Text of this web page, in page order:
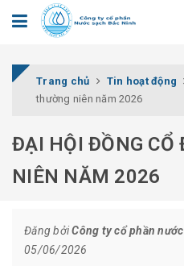
Trang chủ Tin hoạt động
thường niên năm 2026
ĐẠI HỘI ĐỒNG CỔ
NIÊN NĂM 2026
Đăng bởiCông ty cổ phần
05/06/2026